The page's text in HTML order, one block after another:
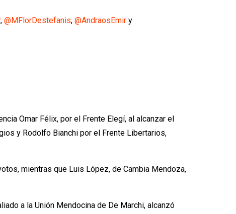
, @MFlorDestefanis, @AndraosEmir y
Omar Félix, por el Frente Elegí, al alcanzar el
y Rodolfo Bianchi por el Frente Libertarios,
mientras que Luis López, de Cambia Mendoza,
a la Unión Mendocina de De Marchi, alcanzó